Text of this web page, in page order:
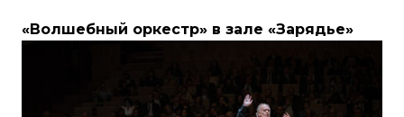
«Волшебный оркестр» в зале «Зарядье»